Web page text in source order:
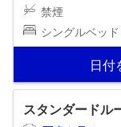
禁煙
シングルベッド
日付
スタンダードル